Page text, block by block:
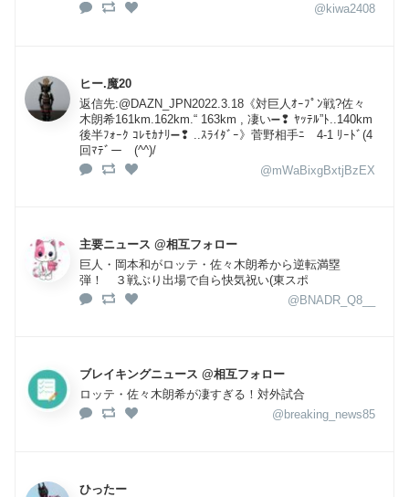
@kiwa2408
ヒー.魔20
返信先:@DAZN_JPN2022.3.18《対巨人ｵｰﾌﾟﾝ戦?佐々
木朗希161km.162km.“ 163km , 凄い➖❢ ﾔｯﾃﾙ”ﾄ..140km
後半ﾌｫｰｸ ｺﾚﾓｶﾅﾘ➖❢ ..ｽﾗｲﾀﾞｰ》菅野相手ﾆ 4-1 ﾘｰﾄﾞ(4
回ﾏﾃﾞー (^^)/
@mWaBixgBxtjBzEX
主要ニュース @相互フォロー
巨人・岡本和がロッテ・佐々木朗希から逆転満塁
弾！ ３戦ぶり出場で自ら快気祝い(東スポ
@BNADR_Q8__
ブレイキングニュース @相互フォロー
ロッテ・佐々木朗希が凄すぎる！対外試合
@breaking_news85
ひったー